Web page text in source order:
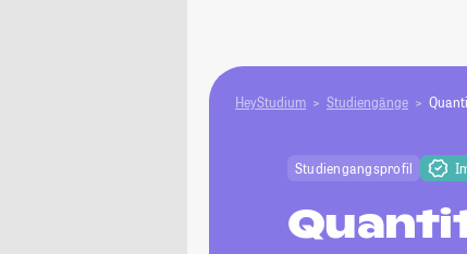
HeyStudium Studiengänge
Studiengangsprofil